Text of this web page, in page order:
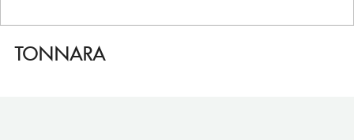
TONNARA